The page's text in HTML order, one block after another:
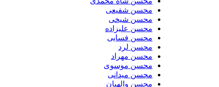
محسن شفیعی
محسن شیخی
محسن علیزاده
محسن فسایی
محسن لرد
محسن مهراد
محسن موسوی
محسن میدانی
محسن والهیان